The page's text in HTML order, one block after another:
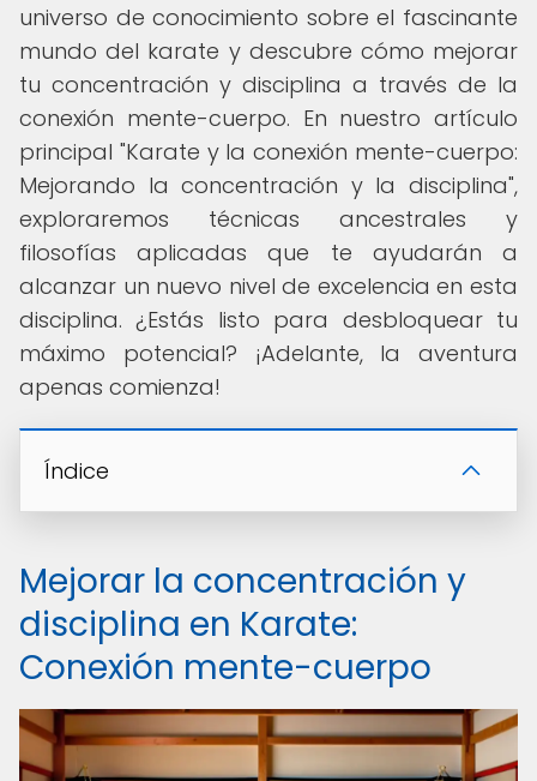
universo de conocimiento sobre el fascinante
mundo del karate y descubre cómo mejorar
tu concentración y disciplina a través de la
conexión mente-cuerpo. En nuestro artículo
principal "Karate y la conexión mente-cuerpo:
Mejorando la concentración y la disciplina",
exploraremos técnicas ancestrales y
filosofías aplicadas que te ayudarán a
alcanzar un nuevo nivel de excelencia en esta
disciplina. ¿Estás listo para desbloquear tu
máximo potencial? ¡Adelante, la aventura
apenas comienza!
Índice
Mejorar la concentración y
disciplina en Karate:
Conexión mente-cuerpo